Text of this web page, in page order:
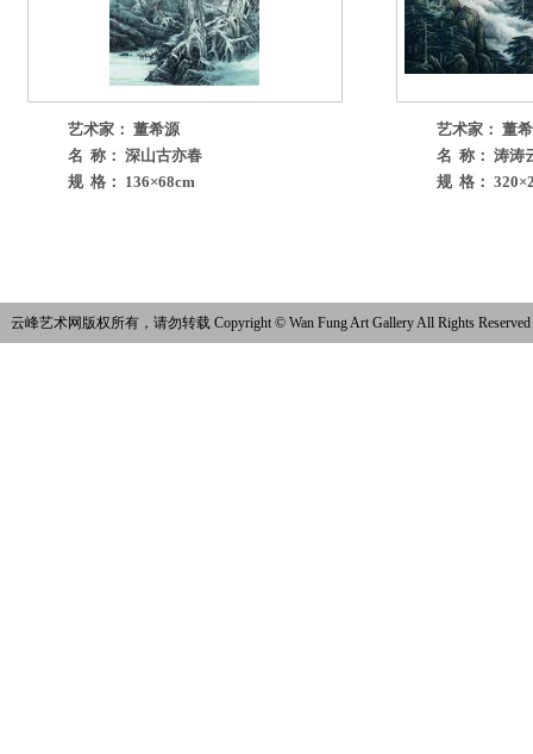
艺术家： 董希源
名 称： 深山古亦春
规 格： 136×68cm
艺术家： 董
名 称： 涛涛
规 格：
云峰艺术网版权所有，请勿转载 Copyright © Wan Fung Art Gallery All Rights Reserved